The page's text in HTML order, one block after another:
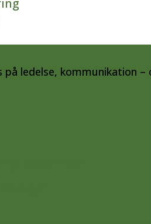
ledelse, kommunikation